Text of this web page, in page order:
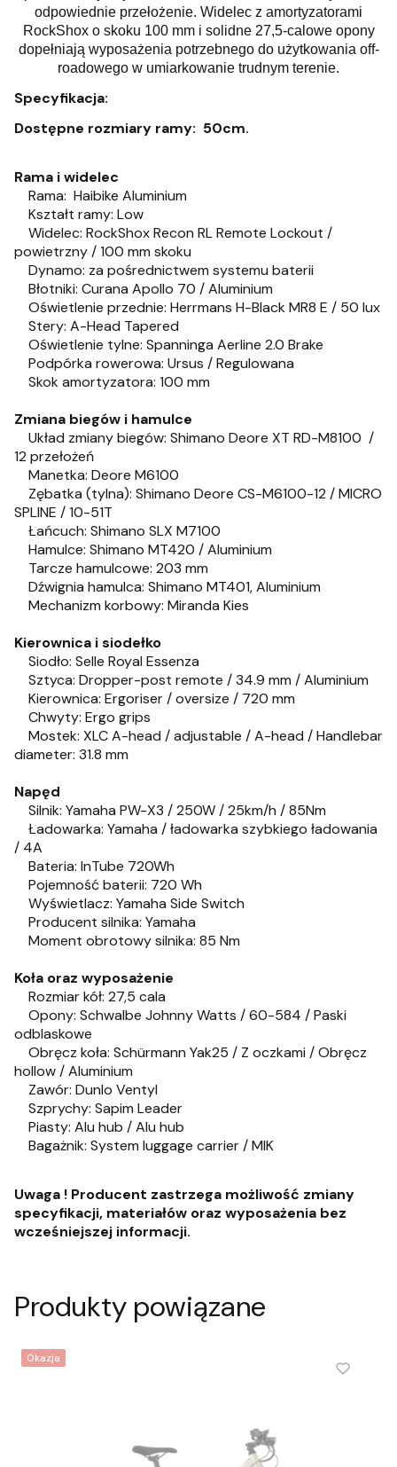
odpowiednie przełożenie. Widelec z amortyzatorami
RockShox o skoku 100 mm i solidne 27,5-calowe opony
dopełniają wyposażenia potrzebnego do użytkowania off-
roadowego w umiarkowanie trudnym terenie.
Specyfikacja:
Dostępne rozmiary ramy: 50cm.
Rama i widelec
Rama: Haibike Aluminium
Kształt ramy: Low
Widelec: RockShox Recon RL Remote Lockout /
powietrzny / 100 mm skoku
Dynamo: za pośrednictwem systemu baterii
Błotniki: Curana Apollo 70 / Aluminium
Oświetlenie przednie: Herrmans H-Black MR8 E / 50 lux
Stery: A-Head Tapered
Oświetlenie tylne: Spanninga Aerline 2.0 Brake
Podpórka rowerowa: Ursus / Regulowana
Skok amortyzatora: 100 mm
Zmiana biegów i hamulce
Układ zmiany biegów: Shimano Deore XT RD-M8100 /
12 przełożeń
Manetka: Deore M6100
Zębatka (tylna): Shimano Deore CS-M6100-12 / MICRO
SPLINE / 10-51T
Łańcuch: Shimano SLX M7100
Hamulce: Shimano MT420 / Aluminium
Tarcze hamulcowe: 203 mm
Dźwignia hamulca: Shimano MT401, Aluminium
Mechanizm korbowy: Miranda Kies
Kierownica i siodełko
Siodło: Selle Royal Essenza
Sztyca: Dropper-post remote / 34.9 mm / Aluminium
Kierownica: Ergoriser / oversize / 720 mm
Chwyty: Ergo grips
Mostek: XLC A-head / adjustable / A-head / Handlebar
diameter: 31.8 mm
Napęd
Silnik: Yamaha PW-X3 / 250W / 25km/h / 85Nm
Ładowarka: Yamaha / ładowarka szybkiego ładowania
/ 4A
Bateria: InTube 720Wh
Pojemność baterii: 720 Wh
Wyświetlacz: Yamaha Side Switch
Producent silnika: Yamaha
Moment obrotowy silnika: 85 Nm
Koła oraz wyposażenie
Rozmiar kół: 27,5 cala
Opony: Schwalbe Johnny Watts / 60-584 / Paski
odblaskowe
Obręcz koła: Schürmann Yak25 / Z oczkami / Obręcz
hollow / Aluminium
Zawór: Dunlo Ventyl
Szprychy: Sapim Leader
Piasty: Alu hub / Alu hub
Bagażnik: System luggage carrier / MIK
Uwaga ! Producent zastrzega możliwość zmiany
specyfikacji, materiałów oraz wyposażenia bez
wcześniejszej informacji.
Produkty powiązane
Okazja